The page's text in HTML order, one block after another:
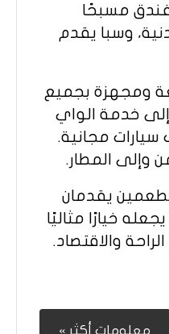
مسبحًا
وسبا يقدم
ومجهزة بجميع
إلى خدمة الواي
مجانية.
وإلى المطار.​
يقدمان
خيارًا مثاليًا
والاقتصاد.​
معلومات أكثر »